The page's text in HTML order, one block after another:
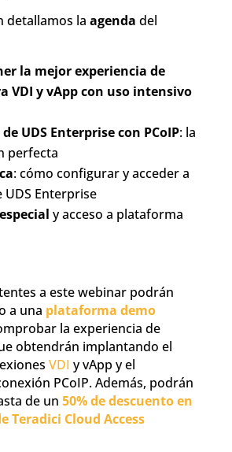
detallamos la agenda del
la mejor experiencia de
VDI y vApp con uso intensivo
UDS Enterprise con PCoIP: la
perfecta
: cómo configurar y acceder a
UDS Enterprise
y acceso a plataforma
a este webinar podrán
a una plataforma demo
la experiencia de
obtendrán implantando el
VDI y vApp y el
PCoIP. Además, podrán
de un 50% de descuento en
Teradici Cloud Access